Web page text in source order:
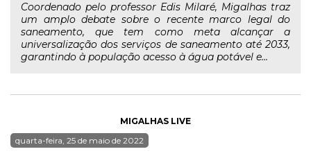
Coordenado pelo professor Edis Milaré, Migalhas traz
um amplo debate sobre o recente marco legal do
saneamento, que tem como meta alcançar a
universalização dos serviços de saneamento até 2033,
garantindo à população acesso à água potável e...
MIGALHAS LIVE
quarta-feira, 25 de maio de 2022